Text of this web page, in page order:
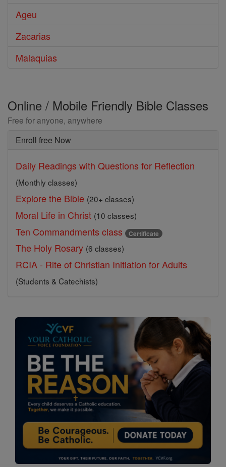
Ageu
Zacarias
Malaquias
Online / Mobile Friendly Bible Classes
Free for anyone, anywhere
Enroll free Now
Daily Readings with Questions for Reflection
(Monthly classes)
Explore the Bible (20+ classes)
Moral Life in Christ (10 classes)
Ten Commandments class Certificate
The Holy Rosary (6 classes)
RCIA - Rite of Christian Initiation for Adults
(Students & Catechists)